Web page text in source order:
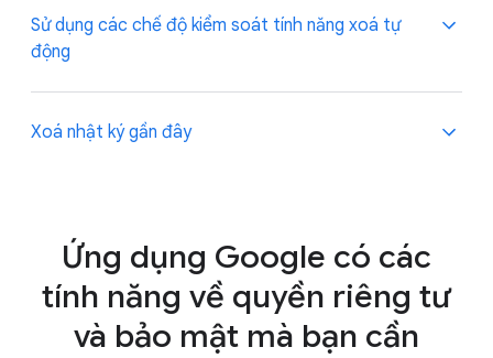
Sử dụng các chế độ kiểm soát tính năng xoá tự
động
Bạn có thể thiết lập để Google tự động và liên tục
lựa chọn xoá tự động mặc định cho Hoạt động trên
web và ứng dụng là 18 tháng, nhưng bạn có thể cập
nhật chế độ cài đặt bất cứ lúc nào nếu muốn.
Xoá nhật ký gần đây
Tìm kiếm đã lưu trong 15 phút vừa qua khỏi tài khoản
của mình chỉ bằng một lần nhấn nút. Để sử dụng tính
năng này, bạn cần đăng nhập vào tài khoản và dùng
ứng dụng Google hoặc truy cập vào Google.com.
Ứng dụng Google có các
tính năng về quyền riêng tư
và bảo mật mà bạn cần